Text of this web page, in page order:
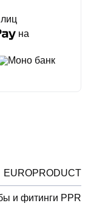
на
Моно банк
EUROPRODUCT
и фитинги PPR